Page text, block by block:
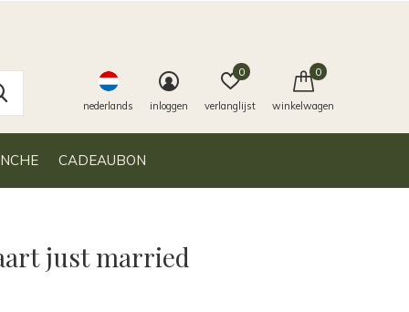
CADEAUBON
nederlands inloggen verlanglijst
0
winkelwagen
0
just married